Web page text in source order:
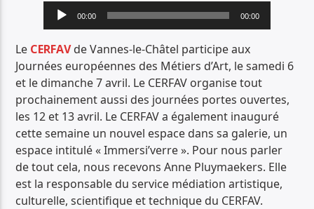
Radio Déclic
Lecteur
audio
00:00 00:00
Le CERFAVde Vannes-le-Châtel participe aux
Journées européennes des Métiers d’Art, le samedi 6
et le dimanche 7 avril. Le CERFAV organise tout
prochainement aussi des journées portes ouvertes,
les 12 et 13 avril. Le CERFAV a également inauguré
cette semaine un nouvel espace dans sa galerie, un
espace intitulé « Immersi’verre ». Pour nous parler
de tout cela, nous recevons Anne Pluymaekers. Elle
est la responsable du service médiation artistique,
culturelle, scientifique et technique du CERFAV.